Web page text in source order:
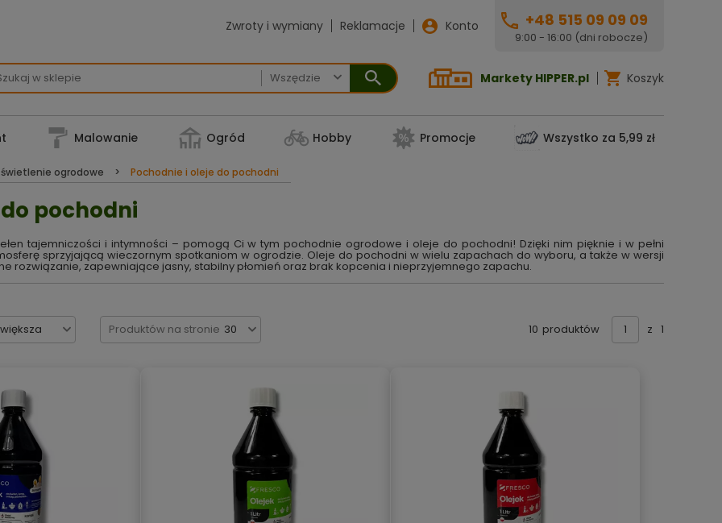
Zwroty i wymiany Reklamacje Konto +48 515 09 09 09
9:00 - 16:00 (dni robocze)
 Markety HIPPER.pl Koszyk
Malowanie Ogród Hobby Promocje Wszystko za 5,99 zł
ogrodowe Pochodnie i oleje do pochodni
pochodni
tajemniczości i intymności – pomogą Ci w tym pochodnie ogrodowe i oleje do pochodni! Dzięki nim pięknie i w pełni
sprzyjającą wieczornym spotkaniom w ogrodzie. Oleje do pochodni w wielu zapachach do wyboru, a także w wersji
rozwiązanie, zapewniające jasny, stabilny płomień oraz brak kopcenia i nieprzyjemnego zapachu.
Produktów na stronie 30 10 produktów z 1